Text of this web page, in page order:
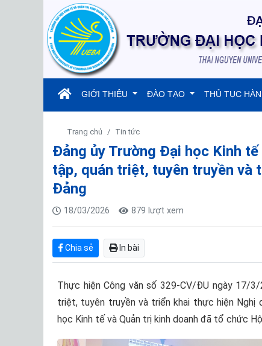
(current)
GIỚI THIỆU ĐÀO TẠO THỦ TỤC
Trang chủ Tin tức
Đảng ủy Trường Đại học Kinh
tập, quán triệt, tuyên truyền và
Đảng
18/03/2026 879 lượt xem
Chia sẻ In bài
Thực hiện Công văn số 329-CV/ĐU ngày 17/
triệt, tuyên truyền và triển khai thực hiện
học Kinh tế và Quản trị kinh doanh đã tổ chức